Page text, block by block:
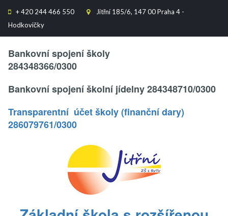
 +420 244 466 550 
Jitřní 185/6, 147 00 Praha 4 -
Hodkovičky
Bankovní spojení školy
284348366/0300
Bankovní spojení školní jídelny 284348710/0300
Transparentní účet školy (finanční dary)
286079761/0300